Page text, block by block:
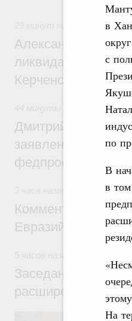
в
с
по
В
в
На
Александр Козлов
ликвидации
Керченском
Среднее
Дмитрий
заявлений от
федпроекта
Комментарий
Евразийского
Заседание
расширенном
В